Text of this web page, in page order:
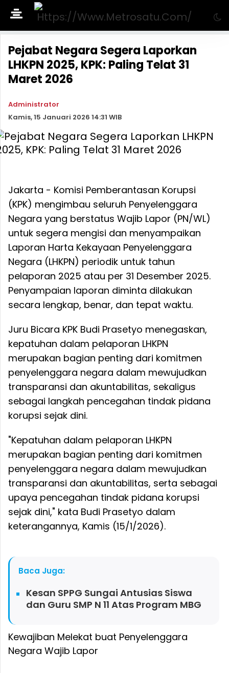
Pejabat Negara Segera Laporkan
LHKPN 2025, KPK: Paling Telat 31
Maret 2026
Administrator
Kamis, 15 Januari 2026 14:31 WIB
Jakarta - Komisi Pemberantasan Korupsi
(KPK) mengimbau seluruh Penyelenggara
Negara yang berstatus Wajib Lapor (PN/WL)
untuk segera mengisi dan menyampaikan
Laporan Harta Kekayaan Penyelenggara
Negara (LHKPN) periodik untuk tahun
pelaporan 2025 atau per 31 Desember 2025.
Penyampaian laporan diminta dilakukan
secara lengkap, benar, dan tepat waktu.
Juru Bicara KPK Budi Prasetyo menegaskan,
kepatuhan dalam pelaporan LHKPN
merupakan bagian penting dari komitmen
penyelenggara negara dalam mewujudkan
transparansi dan akuntabilitas, sekaligus
sebagai langkah pencegahan tindak pidana
korupsi sejak dini.
"Kepatuhan dalam pelaporan LHKPN
merupakan bagian penting dari komitmen
penyelenggara negara dalam mewujudkan
transparansi dan akuntabilitas, serta sebagai
upaya pencegahan tindak pidana korupsi
sejak dini," kata Budi Prasetyo dalam
keterangannya, Kamis (15/1/2026).
Baca Juga:
Kesan SPPG Sungai Antusias Siswa
dan Guru SMP N 11 Atas Program MBG
Kewajiban Melekat buat Penyelenggara
Negara Wajib Lapor